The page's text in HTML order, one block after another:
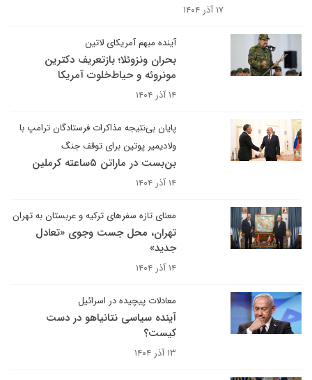
۱۷ آذر ۱۴۰۴
آینده مبهم آمریکای لاتین
بحران ونزوئلا؛ بازتعریف دکترین
مونروئه و حیاط‌خلوت آمریکا
۱۴ آذر ۱۴۰۴
پایان بی‌نتیجه مذاکرات فرستادگان ترامپ با
ولادیمیر پوتین برای توقف جنگ
بن‌بست در ماراتن ۵ساعته کرملین
۱۴ آذر ۱۴۰۴
معنای تازه سفرهای ترکیه و عربستان به تهران
تهران، محل جست وجوی «تعادل
جدید»
۱۴ آذر ۱۴۰۴
معادلات پیچیده در اسرائیل
آینده سیاسی نتانیاهو در دست
کیست؟
۱۳ آذر ۱۴۰۴